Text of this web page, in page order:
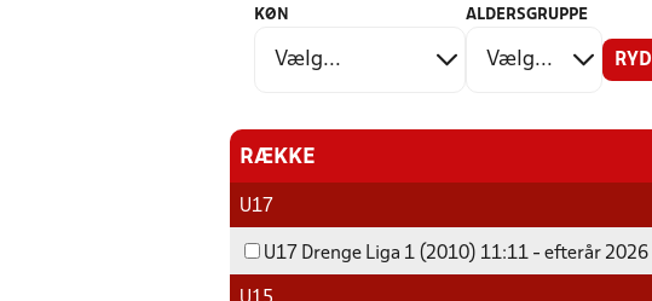
KØN ALDERSGRUPPE
RYD
RÆKKE
U17
U17 Drenge Liga 1 (2010) 11:11 - efterår 2026